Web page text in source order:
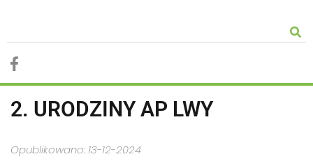
2. URODZINY AP LWY
Opublikowano: 13-12-2024